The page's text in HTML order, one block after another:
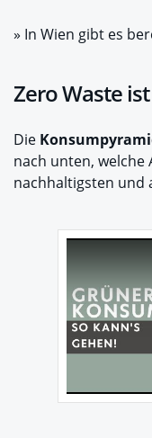
» In Wien gibt es
Zero Waste
Die
nach unten, welche
nachhaltigsten und